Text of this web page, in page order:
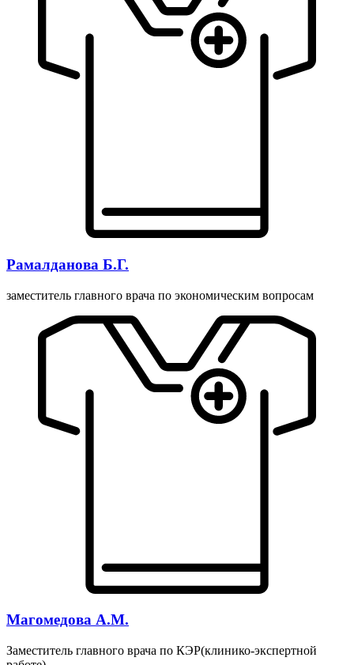
Рамалданова Б.Г.
заместитель главного врача по экономическим вопросам
Магомедова А.М.
Заместитель главного врача по КЭР(клинико-экспертной